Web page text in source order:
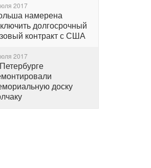
2017
намерена
долгосрочный
контракт с США
2017
доску